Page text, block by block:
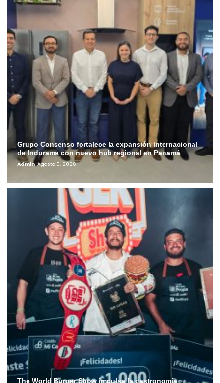
Grupo Consenso fortalece la expansión internacional
de Indurama con nuevo hub regional en Panamá
Admin Agosto 5, 2026
The World Burger Show impulsa la gastronomía